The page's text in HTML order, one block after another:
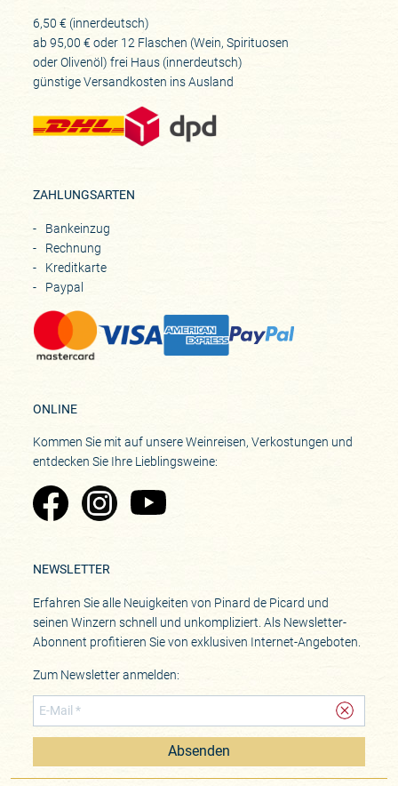
6,50 € (innerdeutsch)
ab 95,00 € oder 12 Flaschen (Wein, Spirituosen
oder Olivenöl) frei Haus (innerdeutsch)
günstige Versandkosten ins Ausland
ZAHLUNGSARTEN
Bankeinzug
Rechnung
Kreditkarte
Paypal
ONLINE
Kommen Sie mit auf unsere Weinreisen, Verkostungen und
entdecken Sie Ihre Lieblingsweine:
Zu Pinard's Facebook-Seite
Zu Pinard's Instagram-Seite
Zu Pinard's YouTube-Seite
NEWSLETTER
Erfahren Sie alle Neuigkeiten von Pinard de Picard und
seinen Winzern schnell und unkompliziert. Als Newsletter-
Abonnent profitieren Sie von exklusiven Internet-Angeboten.
Zum Newsletter anmelden:
Absenden